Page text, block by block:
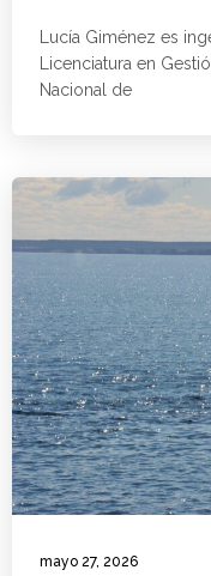
Lucía Giménez es
Licenciatura en
Nacional de
mayo 27, 2026